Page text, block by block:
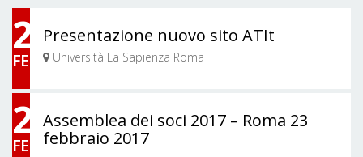
23
FEB
Presentazione nuovo sito ATIt
Università La Sapienza Roma
23
FEB
Assemblea dei soci 2017 – Roma 23
febbraio 2017